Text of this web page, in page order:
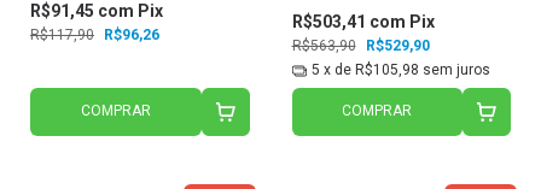
R$117,90 R$96,26
R$91,45 com Pix
COMPRAR
R$563,90 R$529,90
R$503,41 com Pix
5 x de R$105,98 sem juros
COMPRAR